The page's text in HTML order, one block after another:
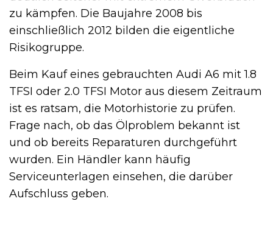
zu kämpfen. Die Baujahre 2008 bis
einschließlich 2012 bilden die eigentliche
Risikogruppe.
Beim Kauf eines gebrauchten Audi A6 mit 1.8
TFSI oder 2.0 TFSI Motor aus diesem Zeitraum
ist es ratsam, die Motorhistorie zu prüfen.
Frage nach, ob das Ölproblem bekannt ist
und ob bereits Reparaturen durchgeführt
wurden. Ein Händler kann häufig
Serviceunterlagen einsehen, die darüber
Aufschluss geben.